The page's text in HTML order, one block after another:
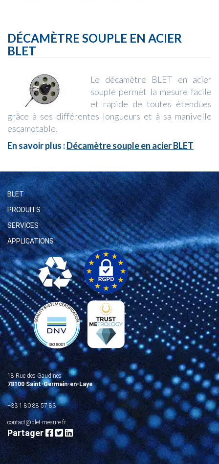
DÉCAMÈTRE SOUPLE EN ACIER
BLET
Le décamètre BLET en acier
souple permet la mesure facile
et rapide de toutes étendues
grâce à ses différentes longueurs et à sa manivelle
escamotable.
En savoir plus :Décamètre souple en acier BLET
BLET
PRODUITS
SERVICES
APPLICATIONS
18 Rue des Gaudines
78100 Saint-Germain-en-Laye
+33 1 80 88 57 83
contact@blet-mesure.fr
Partager